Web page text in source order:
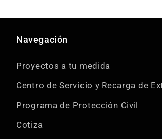
Navegación
Proyectos a tu medida
Centro de Servicio y Recarga de
Programa de Protección Civil
Cotiza